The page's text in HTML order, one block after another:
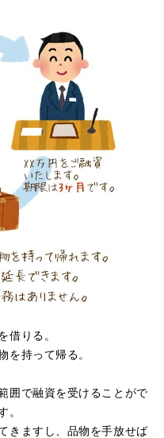
てて不安でしたが、他
の金額で大満足です。
の対応でとても良かっ
ても感じが良くて来店
です。これからこちら
りがとうございまし
借りる。
を持って帰る。
囲で融資を受けることがで
。
きますし、品物を手放せば